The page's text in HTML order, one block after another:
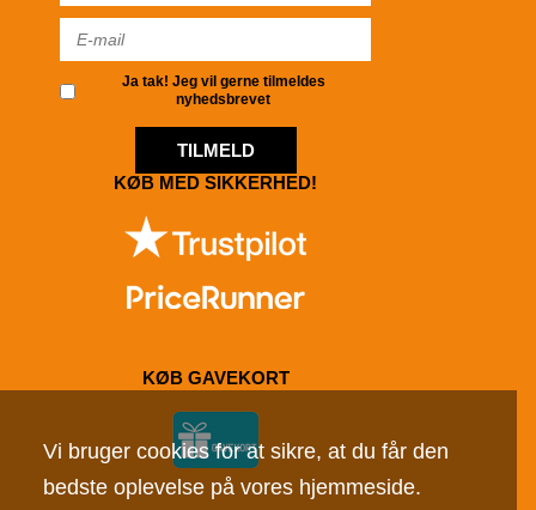
Vi bruger cookies for at sikre, at du får den
bedste oplevelse på vores hjemmeside.
Ja tak! Jeg vil gerne tilmeldes
nyhedsbrevet
TILMELD
KØB MED SIKKERHED!
KØB GAVEKORT